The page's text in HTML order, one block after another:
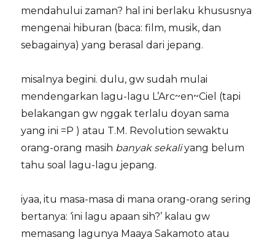
mendahului zaman? hal ini berlaku khususnya
mengenai hiburan (baca: film, musik, dan
sebagainya) yang berasal dari jepang.
misalnya begini. dulu, gw sudah mulai
mendengarkan lagu-lagu L’Arc~en~Ciel (tapi
belakangan gw nggak terlalu doyan sama
yang ini =P ) atau T.M. Revolution sewaktu
orang-orang masih banyak sekaliyang belum
tahu soal lagu-lagu jepang.
iyaa, itu masa-masa di mana orang-orang sering
bertanya: ‘ini lagu apaan sih?’ kalau gw
memasang lagunya Maaya Sakamoto atau